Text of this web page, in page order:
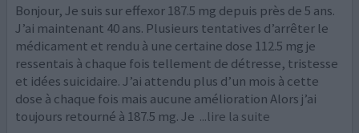
Bonjour, Je suis sur effexor 187.5 mg depuis près de 5 ans.
J’ai maintenant 40 ans. Plusieurs tentatives d’arrêter le
médicament et rendu à une certaine dose 112.5 mg je
ressentais à chaque fois tellement de détresse, tristesse
et idées suicidaire. J’ai attendu plus d’un mois à cette
dose à chaque fois mais aucune amélioration Alors j’ai
toujours retourné à 187.5 mg. Je ...lire la suite